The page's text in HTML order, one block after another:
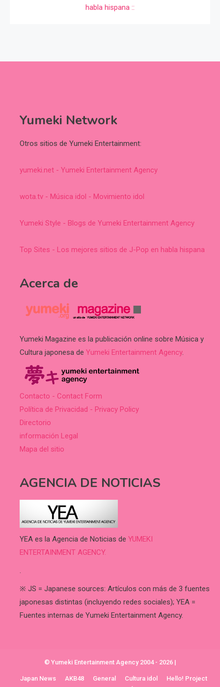
Yumeki Network
Otros sitios de Yumeki Entertainment:
yumeki.net - Yumeki Entertainment Agency
wota.tv - Música idol - Movimiento idol
Yumeki Style - Blogs de Yumeki Entertainment Agency
Top Sites - Los mejores sitios de J-Pop en habla hispana
Acerca de
Yumeki Magazine es la publicación online sobre Música y
Cultura japonesa de Yumeki Entertainment Agency.
Contacto - Contact Form
Política de Privacidad - Privacy Policy
Directorio
información Legal
Mapa del sitio
AGENCIA DE NOTICIAS
YEA es la Agencia de Noticias de YUMEKI
ENTERTAINMENT AGENCY.
.
※ JS = Japanese sources: Artículos con más de 3 fuentes
japonesas distintas (incluyendo redes sociales); YEA =
Fuentes internas de Yumeki Entertainment Agency.
© Yumeki Entertainment Agency 2004 - 2026 |
Japan News AKB48 General Cultura idol
Hello! Project